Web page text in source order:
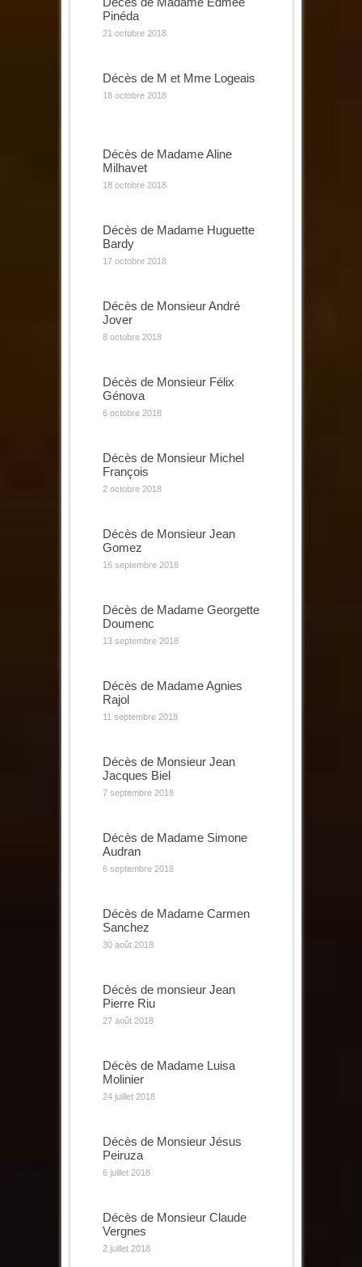
Pinéda
21 octobre 2018
Décès de M et Mme Logeais
18 octobre 2018
Décès de Madame Aline
Milhavet
18 octobre 2018
Décès de Madame Huguette
Bardy
17 octobre 2018
Décès de Monsieur André
Jover
8 octobre 2018
Décès de Monsieur Félix
Génova
6 octobre 2018
Décès de Monsieur Michel
François
2 octobre 2018
Décès de Monsieur Jean
Gomez
16 septembre 2018
Décès de Madame Georgette
Doumenc
13 septembre 2018
Décès de Madame Agnies
Rajol
11 septembre 2018
Décès de Monsieur Jean
Jacques Biel
7 septembre 2018
Décès de Madame Simone
Audran
6 septembre 2018
Décès de Madame Carmen
Sanchez
30 août 2018
Décès de monsieur Jean
Pierre Riu
27 août 2018
Décès de Madame Luisa
Molinier
24 juillet 2018
Décès de Monsieur Jésus
Peiruza
6 juillet 2018
Décès de Monsieur Claude
Vergnes
2 juillet 2018